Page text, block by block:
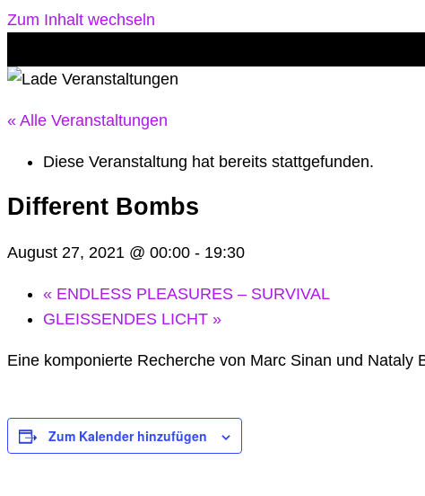
Zum Inhalt wechseln
« Alle Veranstaltungen
Diese Veranstaltung hat bereits stattgefunden.
Different Bombs
August 27, 2021 @ 00:00 - 19:30
« ENDLESS PLEASURES – SURVIVAL
GLEISSENDES LICHT »
Eine komponierte Recherche von Marc Sinan und Nataly
Zum Kalender hinzufügen